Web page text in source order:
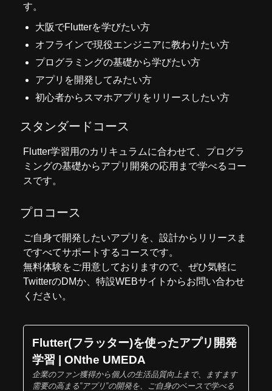
す。
大阪でFlutterを学びたい方
オフラインで現役エンジニアに教わりたい方
プログラミングの基礎から学びたい方
アプリを開発してみたい方
初心者からスマホアプリをリリースしたい方
スタンダードコース
Flutter学習用のカリキュラムに合わせて、プログラ
ミングの基礎からアプリ開発の応用まで学べるコー
スです。
プロコース
ご自身で開発したいアプリを、設計からリリースま
ですべてサポートするコースです。
無料体験をご用意しておりますので、ぜひ気軽に
TwitterのDMか、 特設WEBサイト からお問い合わせ
ください。
Flutter(フラッター)を使ったアプリ開発
学習 | ONthe UMEDA
企業のファン獲得から個人の生活品質向上まで、ますます
需要の高まる”アプリ”の開発を、ご自身のペースで学べる